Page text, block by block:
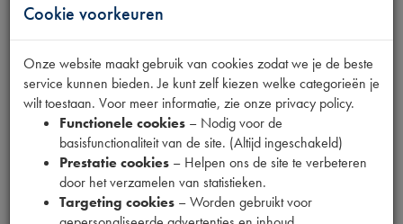
SIERRANDSET
ACHTERLICHTPLAAT
Fabrikant
Productnummer
1820020
Cookie voorkeuren
Onze website maakt gebruik van cookies zodat we je de beste
service kunnen bieden. Je kunt zelf kiezen welke categorieën je
wilt toestaan. Voor meer informatie, zie onze privacy policy.
Functionele cookies – Nodig voor de
basisfunctionaliteit van de site. (Altijd ingeschakeld)
Prestatie cookies – Helpen ons de site te verbeteren
door het verzamelen van statistieken.
Targeting cookies – Worden gebruikt voor